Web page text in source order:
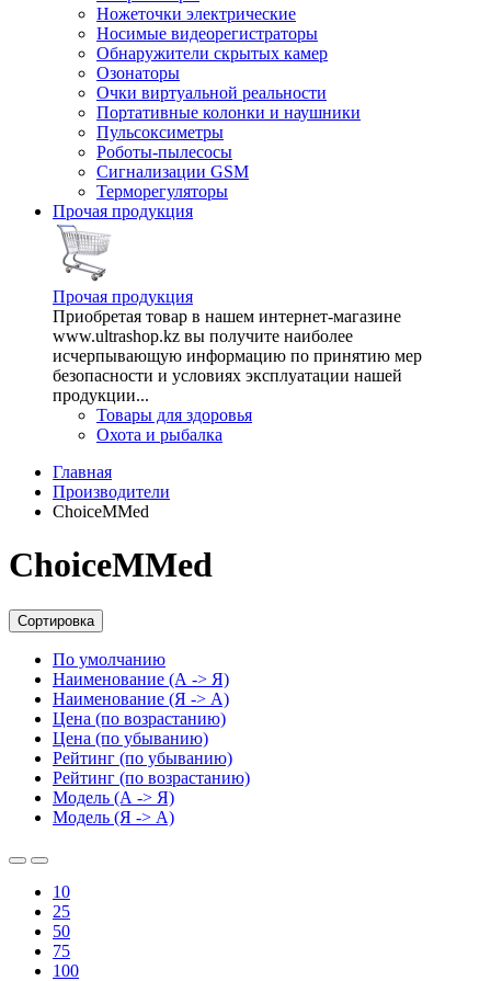
Ножеточки электрические
Носимые видеорегистраторы
Обнаружители скрытых камер
Озонаторы
Очки виртуальной реальности
Портативные колонки и наушники
Пульсоксиметры
Роботы-пылесосы
Сигнализации GSM
Терморегуляторы
Прочая продукция
Прочая продукция
Приобретая товар в нашем интернет-магазине
www.ultrashop.kz вы получите наиболее
исчерпывающую информацию по принятию мер
безопасности и условиях эксплуатации нашей
продукции...
Товары для здоровья
Охота и рыбалка
Главная
Производители
СhoiceMMed
СhoiceMMed
Сортировка
По умолчанию
Наименование (А -> Я)
Наименование (Я -> А)
Цена (по возрастанию)
Цена (по убыванию)
Рейтинг (по убыванию)
Рейтинг (по возрастанию)
Модель (А -> Я)
Модель (Я -> А)
10
25
50
75
100